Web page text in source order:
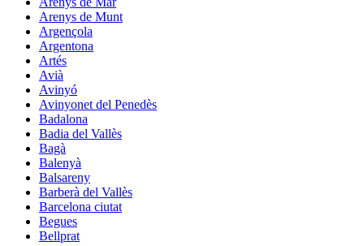
Arenys de Munt
Argençola
Argentona
Artés
Avià
Avinyó
Avinyonet del Penedès
Badalona
Badia del Vallès
Bagà
Balenyà
Balsareny
Barberà del Vallès
Barcelona ciutat
Begues
Bellprat